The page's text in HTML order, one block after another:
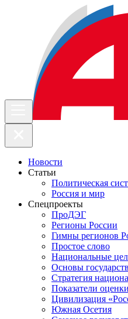
Новости
Статьи
Политическая
Россия и мир
Спецпроекты
ПроДЭГ
Регионы России
Гимны регионов
Простое слово
Национальные
Основы
Стратегия
Показатели
Цивилизация
Южная Осетия